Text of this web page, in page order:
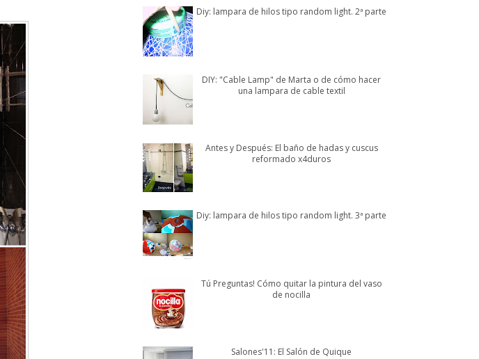
Diy: lampara de hilos tipo random light. 2ª parte
DIY: "Cable Lamp" de Marta o de cómo hacer
una lampara de cable textil
Antes y Después: El baño de hadas y cuscus
reformado x4duros
Diy: lampara de hilos tipo random light. 3ª parte
Tú Preguntas! Cómo quitar la pintura del vaso
de nocilla
Salones'11: El Salón de Quique